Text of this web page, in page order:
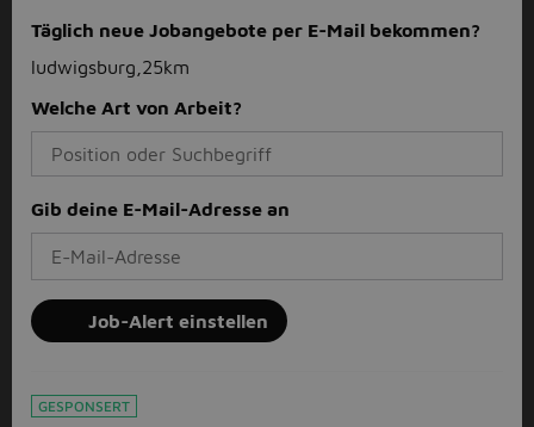
Täglich neue Jobangebote per E-Mail bekommen?
ludwigsburg,25km
Welche Art von Arbeit?
Gib deine E-Mail-Adresse an
Job-Alert einstellen
GESPONSERT